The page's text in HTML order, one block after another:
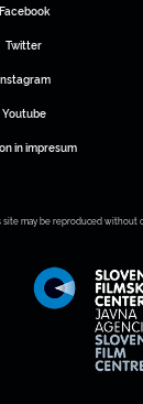
Facebook
Twitter
Youtube
in impresum
may be reproduced without